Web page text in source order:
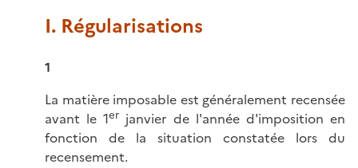
I. Régularisations
1
La matière imposable est généralement recensée
avant le 1er janvier de l'année d'imposition en
fonction de la situation constatée lors du
recensement.